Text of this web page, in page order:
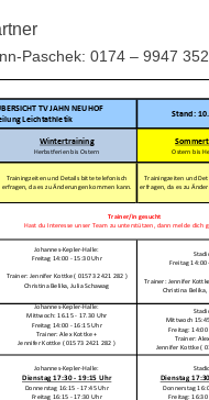
Paschek: 0174 – 9947 352